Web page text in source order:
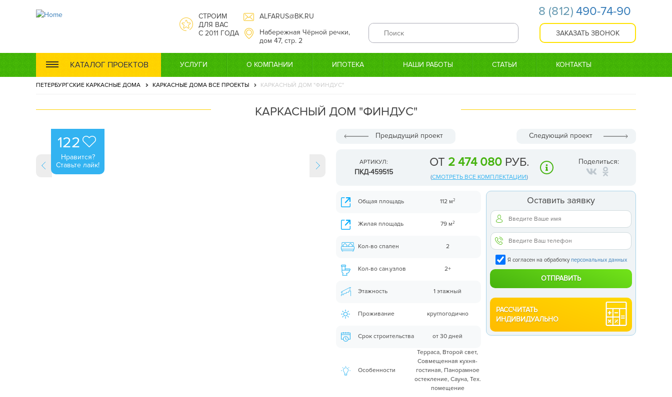
СТРОИМ
ДЛЯ ВАС
С 2011 ГОДА
ALFARUS@BK.RU
Набережная Чёрной речки,
дом 47, стр. 2
8 (812) 490-74-90
КАТАЛОГ ПРОЕКТОВ УСЛУГИ О КОМПАНИИ ИПОТЕКА НАШИ РАБОТЫ СТАТЬИ КОНТАКТЫ
ПЕТЕРБУРГСКИЕ КАРКАСНЫЕ ДОМА КАРКАСНЫЕ ДОМА ВСЕ ПРОЕКТЫ КАРКАСНЫЙ ДОМ "ФИНДУС"
КАРКАСНЫЙ ДОМ "ФИНДУС"
122
Нравится?
Ставьте лайк!
Предыдущий проект Следующий проект
АРТИКУЛ:
ПКД-459515
ОТ 2 474 080РУБ.
(СМОТРЕТЬ ВСЕ КОМПЛЕКТАЦИИ)
Поделиться:
Общая площадь 112 м2
Жилая площадь 79 м2
Кол-во спален 2
Кол-во сан.узлов 2+
Этажность 1 этажный
Проживание круглогодично
Срок строительства от 30 дней
Особенности
Терраса, Второй свет,
Совмещенная кухня-
гостиная, Панорамное
остекление, Сауна, Тех.
помещение
Оставить заявку
Я согласен на обработку персональных данных
РАССЧИТАТЬ
ИНДИВИДУАЛЬНО